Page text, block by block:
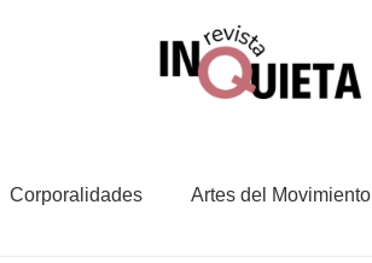
Corporalidades Artes del Movimiento